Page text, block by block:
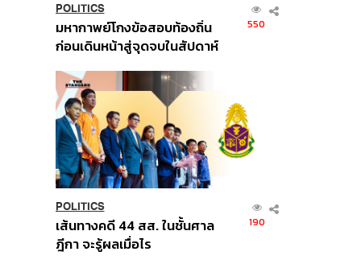
POLITICS
มหากาพย์โกงข้อสอบท้องถิ่น
ก่อนเดินหน้าสู่จุดจบในสัปดาห์
550
POLITICS
เส้นทางคดี 44 สส. ในชั้นศาล
ฎีกา จะรู้ผลเมื่อไร
190